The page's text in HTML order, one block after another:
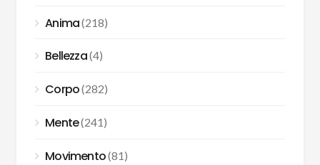
Anima(218)
Bellezza(4)
Corpo(282)
Mente(241)
Movimento(81)